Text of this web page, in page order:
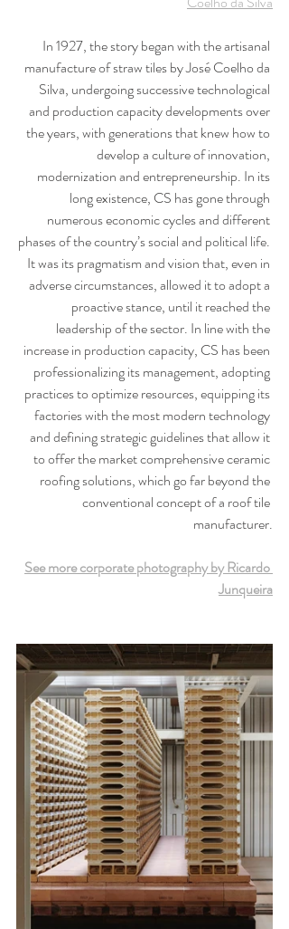
In 1927, the story began with the artisanal
manufacture of straw tiles by José Coelho da
Silva, undergoing successive technological
and production capacity developments over
the years, with generations that knew how to
develop a culture of innovation,
modernization and entrepreneurship. In its
long existence, CS has gone through
numerous economic cycles and different
phases of the country’s social and political life.
It was its pragmatism and vision that, even in
adverse circumstances, allowed it to adopt a
proactive stance, until it reached the
leadership of the sector. In line with the
increase in production capacity, CS has been
professionalizing its management, adopting
practices to optimize resources, equipping its
factories with the most modern technology
and defining strategic guidelines that allow it
to offer the market comprehensive ceramic
roofing solutions, which go far beyond the
conventional concept of a roof tile
manufacturer.
See more corporate photography by Ricardo
Junqueira